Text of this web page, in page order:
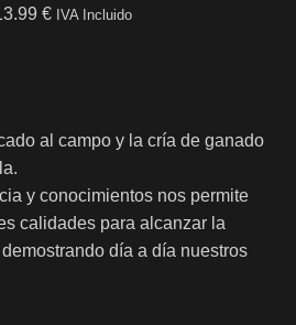
€ IVA Incluido
al campo y la cría de ganado
y conocimientos nos permite
calidades para alcanzar la
día a día nuestros